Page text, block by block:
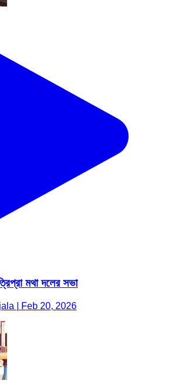
মথা দলের সভা
| Feb 20, 2026